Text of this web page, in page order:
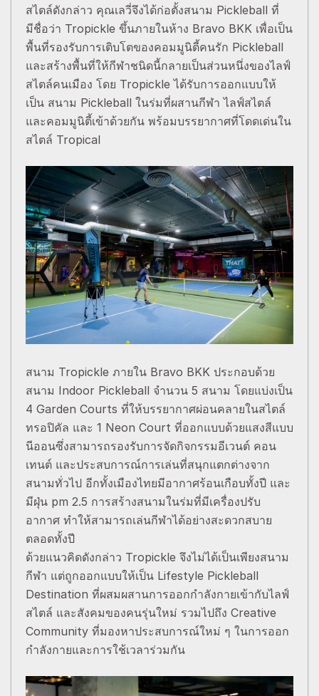
สไตล์ดังกล่าว คุณเลวี่จึงได้ก่อตั้งสนาม Pickleball ที่
มีชื่อว่า Tropickle ขึ้นภายในห้าง Bravo BKK เพื่อเป็น
พื้นที่รองรับการเติบโตของคอมมูนิตี้คนรัก Pickleball
และสร้างพื้นที่ให้กีฬาชนิดนี้กลายเป็นส่วนหนึ่งของไลฟ์
สไตล์คนเมือง โดย Tropickle ได้รับการออกแบบให้
เป็น สนาม Pickleball ในร่มที่ผสานกีฬา ไลฟ์สไตล์
และคอมมูนิตี้เข้าด้วยกัน พร้อมบรรยากาศที่โดดเด่นใน
สไตล์ Tropical
สนาม Tropickle ภายใน Bravo BKK ประกอบด้วย
สนาม Indoor Pickleball จำนวน 5 สนาม โดยแบ่งเป็น
4 Garden Courts ที่ให้บรรยากาศผ่อนคลายในสไตล์
ทรอปิคัล และ 1 Neon Court ที่ออกแบบด้วยแสงสีแบบ
นีออนซึ่งสามารถรองรับการจัดกิจกรรมอีเวนต์ คอน
เทนต์ และประสบการณ์การเล่นที่สนุกแตกต่างจาก
สนามทั่วไป อีกทั้งเมืองไทยมีอากาศร้อนเกือบทั้งปี และ
มีฝุ่น pm 2.5 การสร้างสนามในร่มที่มีเครื่องปรับ
อากาศ ทำให้สามารถเล่นกีฬาได้อย่างสะดวกสบาย
ตลอดทั้งปี
ด้วยแนวคิดดังกล่าว Tropickle จึงไม่ได้เป็นเพียงสนาม
กีฬา แต่ถูกออกแบบให้เป็น Lifestyle Pickleball
Destination ที่ผสมผสานการออกกำลังกายเข้ากับไลฟ์
สไตล์ และสังคมของคนรุ่นใหม่ รวมไปถึง Creative
Community ที่มองหาประสบการณ์ใหม่ ๆ ในการออก
กำลังกายและการใช้เวลาร่วมกัน